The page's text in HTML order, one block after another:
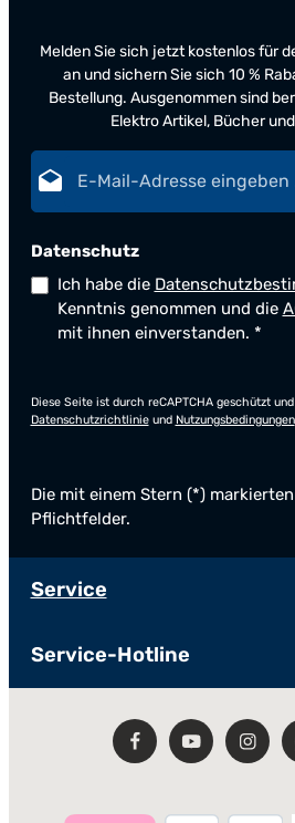
Melden Sie sich jetzt kostenlos für
an und sichern Sie sich 10 %
Bestellung. Ausgenommen sind
Elektro Artikel, Bücher
Datenschutz
Ich habe die
Kenntnis genommen und die
mit ihnen einverstanden. *
Diese Seite ist durch reCAPTCHA geschützt
Datenschutzrichtlinieund Nutzungsbedingungen
Die mit einem Stern (*)
Pflichtfelder.
Service
Service-Hotline